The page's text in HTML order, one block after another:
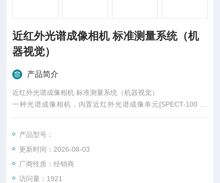
近红外光谱成像相机 标准测量系统（机
器视觉）
产品简介
近红外光谱成像相机 标准测量系统（机器视觉）
一种光谱成像相机，内置近红外光谱成像单元[SPECT-100 nir
2]，扫描机构中装有InGaAs传感器。
它可以测量从 950 到 1700 nm 的宽范围近红外区域。
它不仅配备了光谱成像图像采集，还配备了伪彩色合成功能。
它还可用于研究和生产以及质量控制过程中的非接触式和非侵入
式分析。
产品型号：
更新时间：2026-08-03
厂商性质：经销商
访问量：1921